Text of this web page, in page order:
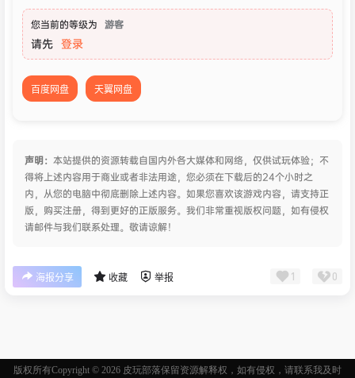
您当前的等级为 游客
请先 登录
百度网盘 天翼网盘
声明： 本站提供的资源转载自国内外各大媒体和网络，仅供试玩体验；不
得将上述内容用于商业或者非法用途，您必须在下载后的24个小时之
内，从您的电脑中彻底删除上述内容。如果您喜欢该游戏内容，请支持正
版，购买注册，得到更好的正版服务。我们非常重视版权问题，如有侵权
请邮件与我们联系处理。敬请谅解！
海报分享 收藏 举报 1 0
版权所有Copyright © 2026 皮玩部落保留资源解释权，如有侵权，请联系我及时